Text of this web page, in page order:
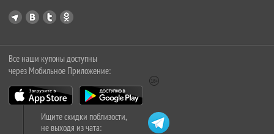
Все наши купоны доступны
через Мобильное Приложение:
Ищите скидки поблизости,
не выходя из чата: